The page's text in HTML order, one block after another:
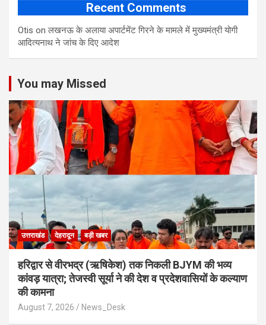
Recent Comments
Otis onलखनऊ के अलाया अपार्टमेंट गिरने के मामले में मुख्‍यमंत्री योगी
आद‍ित्‍यनाथ ने जांच के द‍िए आदेश
You may Missed
उत्तराखंड देहरादून बड़ी खबर
​हरिद्वार से वीरभद्र (ऋषिकेश) तक निकली BJYM की भव्य
कांवड़ यात्रा; तेजस्वी सूर्या ने की देश व प्रदेशवासियों के कल्याण
की कामना
August 7, 2026 News_Desk